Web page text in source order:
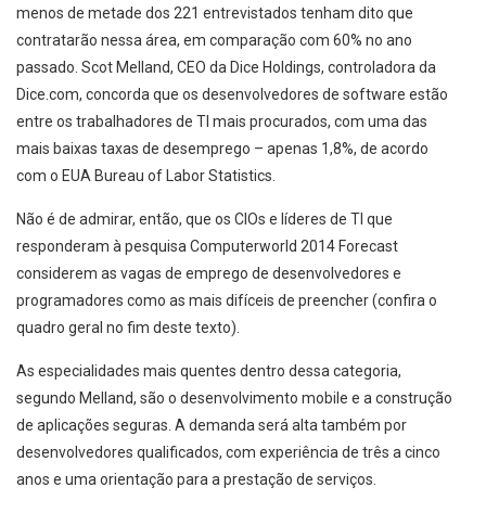
menos de metade dos 221 entrevistados tenham dito que
contratarão nessa área, em comparação com 60% no ano
passado. Scot Melland, CEO da Dice Holdings, controladora da
Dice.com, concorda que os desenvolvedores de software estão
entre os trabalhadores de TI mais procurados, com uma das
mais baixas taxas de desemprego – apenas 1,8%, de acordo
com o EUA Bureau of Labor Statistics.
Não é de admirar, então, que os CIOs e líderes de TI que
responderam à pesquisa Computerworld 2014 Forecast
considerem as vagas de emprego de desenvolvedores e
programadores como as mais difíceis de preencher (confira o
quadro geral no fim deste texto).
As especialidades mais quentes dentro dessa categoria,
segundo Melland, são o desenvolvimento mobile e a construção
de aplicações seguras. A demanda será alta também por
desenvolvedores qualificados, com experiência de três a cinco
anos e uma orientação para a prestação de serviços.